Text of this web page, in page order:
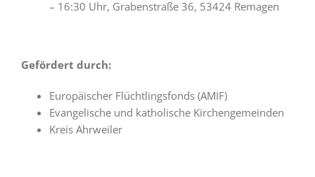
– 16:30 Uhr, Grabenstraße 36, 53424 Remagen
Gefördert durch:
Europäischer Flüchtlingsfonds (AMIF)
Evangelische und katholische Kirchengemeinden
Kreis Ahrweiler